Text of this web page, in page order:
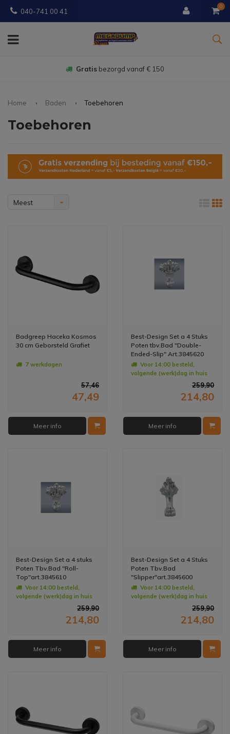
040-741 00 41
0
Gratis bezorgd vanaf € 150
Home Baden Toebehoren
Toebehoren
Meest
Badgreep Haceka Kosmos
30 cm Geborsteld Grafiet
7 werkdagen
57,46
47,49
Meer info
Best-Design Set a 4 Stuks
Poten tbv.Bad "Double-
Ended-Slip" Art.3845620
Voor 14:00 besteld,
volgende (werk)dag in huis
259,90
214,80
Meer info
Best-Design Set a 4 stuks
Poten Tbv.Bad "Roll-
Top"art.3845610
Voor 14:00 besteld,
volgende (werk)dag in huis
259,90
214,80
Meer info
Best-Design Set a 4 Stuks
Poten Tbv.Bad
"Slipper"art.3845600
Voor 14:00 besteld,
volgende (werk)dag in huis
259,90
214,80
Meer info